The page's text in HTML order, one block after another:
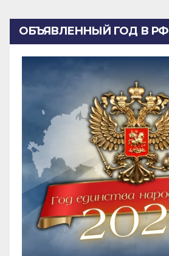
ОБЪЯВЛЕННЫЙ ГОД В РФ